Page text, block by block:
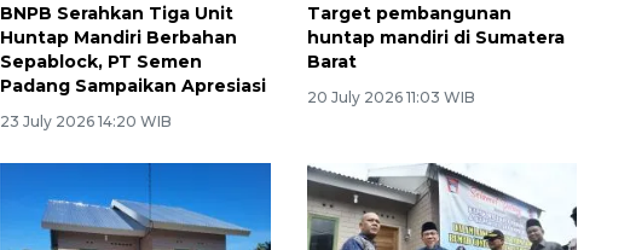
BNPB Serahkan Tiga Unit
Huntap Mandiri Berbahan
Sepablock, PT Semen
Padang Sampaikan Apresiasi
23 July 2026 14:20 WIB
Target pembangunan
huntap mandiri di Sumatera
Barat
20 July 2026 11:03 WIB